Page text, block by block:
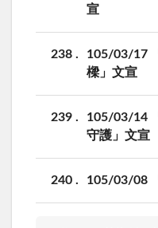
宣
238
105/03/17
樑」文宣
239
105/03/14
守護」文宣
240 105/03/08